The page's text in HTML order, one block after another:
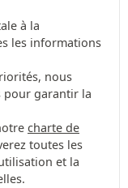
à la
les informations
nous
pour garantir la
charte de
toutes les
et la